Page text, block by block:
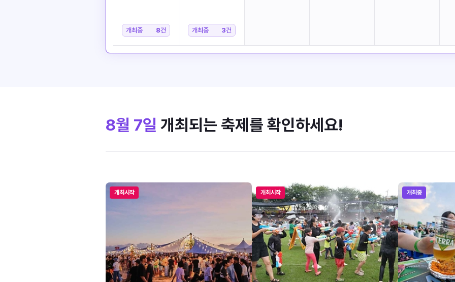
개최중 8건 개최중 3건
8월 7일 개최되는 축제를 확인하세요!
개최시작 개최시작 개최중